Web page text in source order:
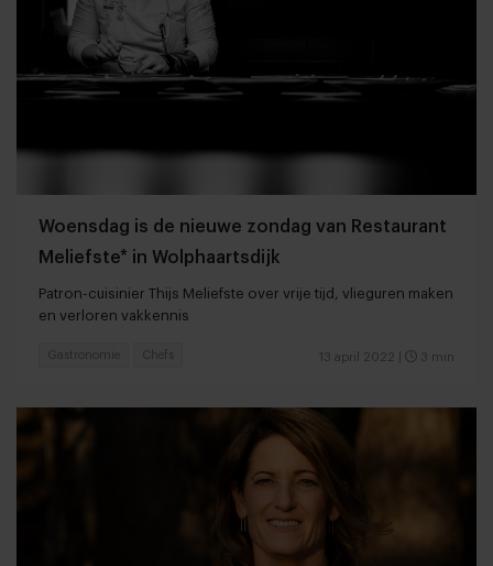
Woensdag is de nieuwe zondag van Restaurant
Meliefste* in Wolphaartsdijk
Patron-cuisinier Thijs Meliefste over vrije tijd, vlieguren maken
en verloren vakkennis
13 april 2022 3 min
Gastronomie Chefs